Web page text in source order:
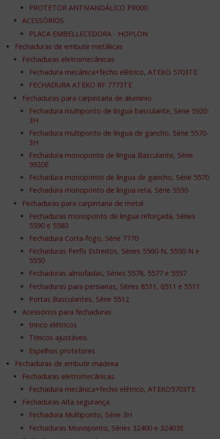
PROTETOR ANTIVANDÁLICO PR000
ACESSÓRIOS
PLACA EMBELLECEDORA - HOPLON
Fechaduras de embutir metálicas
Fechaduras eletromecânicas
Fechadura mecânica+fecho elétrico, ATEKO 5703TE
FECHADURA ATEKO RF 7773TE
Fechaduras para carpintaria de alumínio
Fechadura multiponto de lingua basculante, Série 5920-
3H
Fechadura multiponto de lingua de gancho, Série 5570-
3H
Fechadura monoponto de lingua Basculante, Série
5920E
Fechadura monoponto de lingua de gancho, Série 5570
Fechadura monoponto de lingua reta, Série 5530
Fechaduras para carpintaria de metal
Fechaduras monoponto de lingua reforçada, Séries
5590 e 5580
Fechadura Corta-fogo, Série 7770
Fechaduras Perfis Estreitos, Séries 5560-N, 5550-N e
5550
Fechaduras almofadas, Séries 5578, 5577 e 5557
Fechaduras para persianas, Séries 8511, 6511 e 5511
Portas Basculantes, Série 5512
Acessórios para fechaduras
trinco elétricos
Trincos ajustáveis
Espelhos protetores
Fechaduras de embutir madeira
Fechaduras eletromecânicas
Fechadura mecânica+fecho elétrico, ATEKO5703TE
Fechaduras Alta segurança
Fechadura Multiponto, Série 3H
Fechaduras Monoponto, Séries 32400 e 32403E